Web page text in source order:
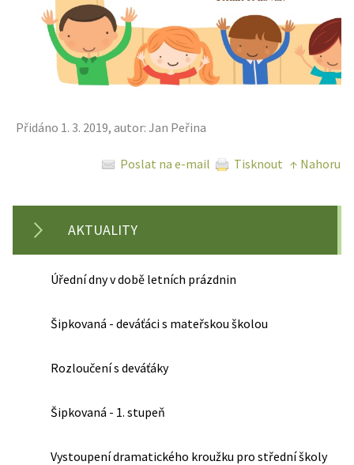
Přidáno 1. 3. 2019, autor: Jan Peřina
Poslat na e-mail Tisknout ↑ Nahoru
AKTUALITY
Úřední dny v době letních prázdnin
Šipkovaná - deváťáci s mateřskou školou
Rozloučení s deváťáky
Šipkovaná - 1. stupeň
Vystoupení dramatického kroužku pro střední školy